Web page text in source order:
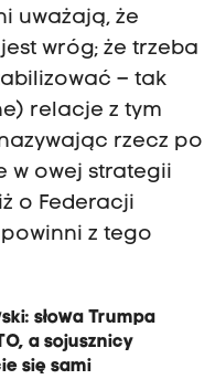
uważają, że
wróg; że trzeba
– tak
relacje z tym
rzecz po
w owej strategii
o Federacji
z tego
słowa Trumpa
a sojusznicy
się sami